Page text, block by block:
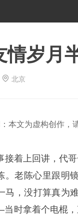
情岁月
北京
本文为虚构创作，
接着上回讲，代
老陈心里跟明镜
马，没打算真为
时拿着个电棍，